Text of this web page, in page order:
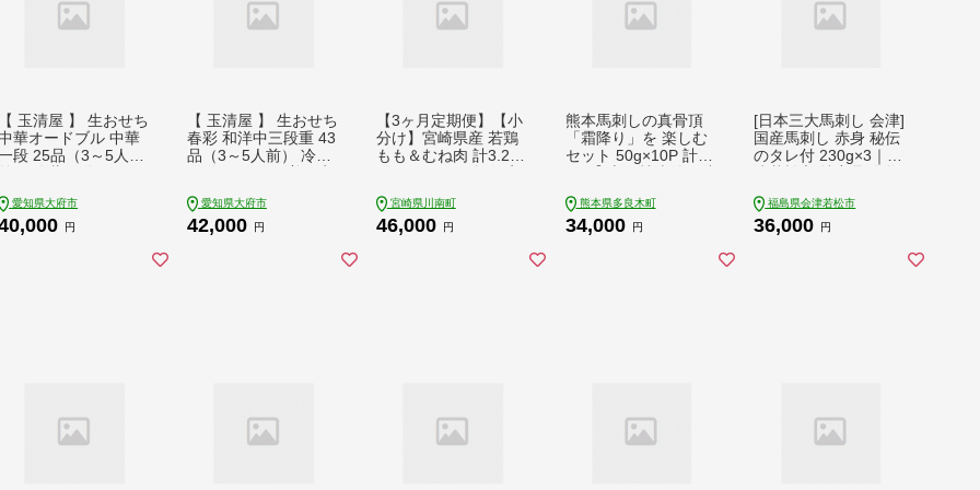
玉清屋 】 生おせち
華オードブル 中華
段 25品（3～5人
愛知県大府市
円
【 玉清屋 】 生おせち
春彩 和洋中三段重 43
品（3～5人前） 冷蔵
愛知県大府市
42,000 円
【3ヶ月定期便】【小
分け】宮崎県産 若鶏
もも＆むね肉 計3.2kg
宮崎県川南町
46,000 円
熊本馬刺しの真骨頂
「霜降り」を 楽しむ
セット 50g×10P 計50
馬刺し 霜降り おつま
み ヘルシー 低カロリ
熊本県多良木町
34,000 円
[日本三大馬刺し 会津]
国産馬刺し 赤身 秘伝
のタレ付 230g×3｜会
馬 肉刺し 馬刺身 タレ
付 本場 ギフト 贈答用
福島県会津若松市
36,000 円